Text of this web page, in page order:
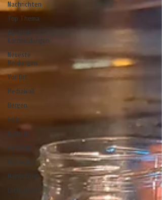
Nachrichten
Top Thema
Kurzmeldungen
Neueste
Meldungen
Vor Ort
MediaWall
Bergen
Celle
Eschede
Faßberg
Flotwedel
Hambühren
Lachendorf